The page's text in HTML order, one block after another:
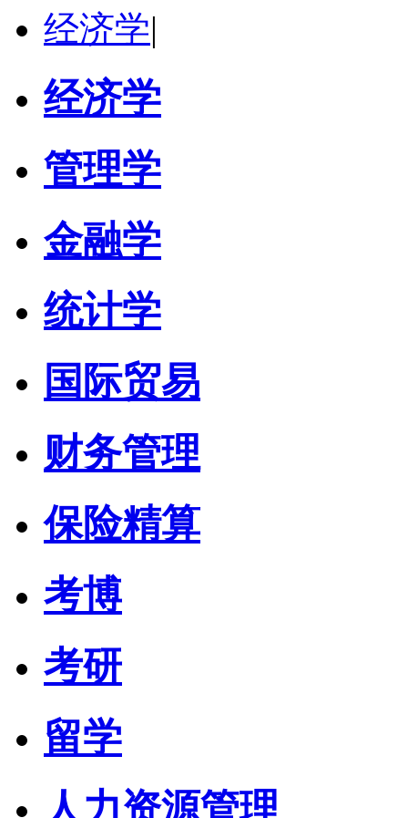
经济学|
经济学
管理学
金融学
统计学
国际贸易
财务管理
保险精算
考博
考研
留学
人力资源管理